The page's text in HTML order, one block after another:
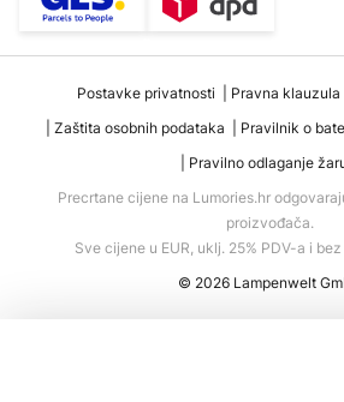
Postavke privatnosti Pravna klauzula
Zaštita osobnih podataka
Pravilnik o
Pravilno odlaganje
Precrtane cijene na Lumories.hr
proizvođača.
Sve cijene u EUR, uklj. 25% PDV-a i
© 2026 Lampenwelt